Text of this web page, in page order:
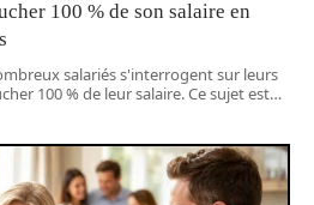
100 % de son salaire en
salariés s'interrogent sur leurs
100 % de leur salaire. Ce sujet est…